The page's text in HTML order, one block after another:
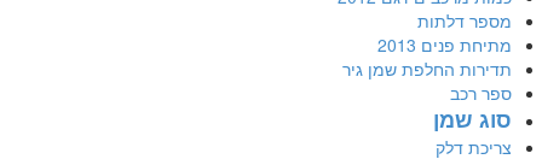
מספר דלתות
מתיחת פנים 2013
תדירות החלפת שמן גיר
ספר רכב
סוג שמן
צריכת דלק